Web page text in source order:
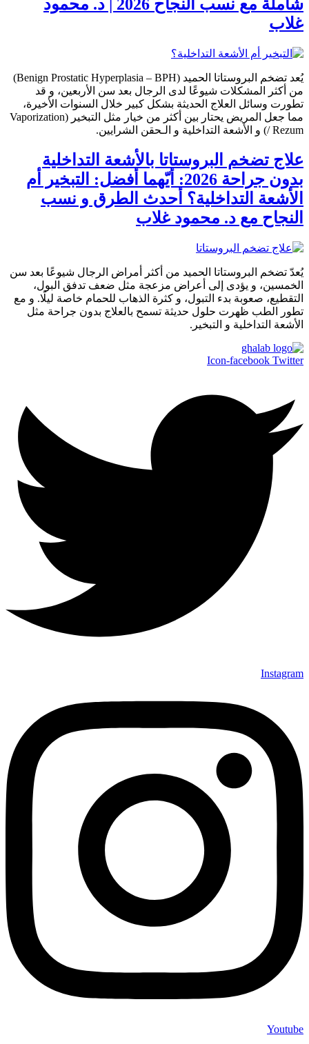
شاملة مع نسب النجاح 2026 | د. محمود
غلاب
يُعد تضخم البروستاتا الحميد (Benign Prostatic Hyperplasia – BPH)
من أكثر المشكلات شيوعًا لدى الرجال بعد سن الأربعين، و قد
تطورت وسائل العلاج الحديثة بشكل كبير خلال السنوات الأخيرة،
مما جعل المريض يحتار بين أكثر من خيار مثل التبخير (Vaporization
/ Rezum) و الأشعة التداخلية و الـحقن الشرايين.
علاج تضخم البروستاتا بالأشعة التداخلية
بدون جراحة 2026: أيّهما أفضل: التبخير أم
الأشعة التداخلية؟ أحدث الطرق و نسب
النجاح مع د. محمود غلاب
يُعدّ تضخم البروستاتا الحميد من أكثر أمراض الرجال شيوعًا بعد سن
الخمسين، و يؤدى إلى أعراض مزعجة مثل ضعف تدفق البول،
التقطيع، صعوبة بدء التبول، و كثرة الذهاب للحمام خاصة ليلًا. و مع
تطور الطب ظهرت حلول حديثة تسمح بالعلاج بدون جراحة مثل
الأشعة التداخلية و التبخير.
Icon-facebook Twitter
Instagram
Youtube